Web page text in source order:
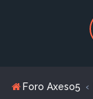
Foro Axeso5